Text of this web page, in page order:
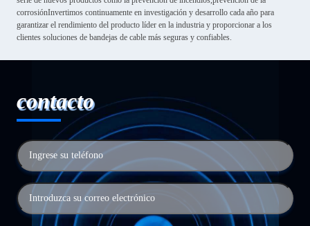
corrosiónInvertimos continuamente en investigación y desarrollo cada año para
garantizar el rendimiento del producto líder en la industria y proporcionar a los
clientes soluciones de bandejas de cable más seguras y confiables.
contacto